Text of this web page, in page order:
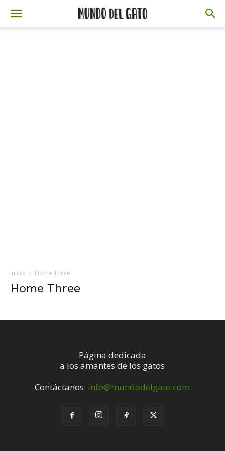
Inicio Home Three
Home Three
Página dedicada
a los amantes de los gatos
Contáctanos: info@mundodelgato.com